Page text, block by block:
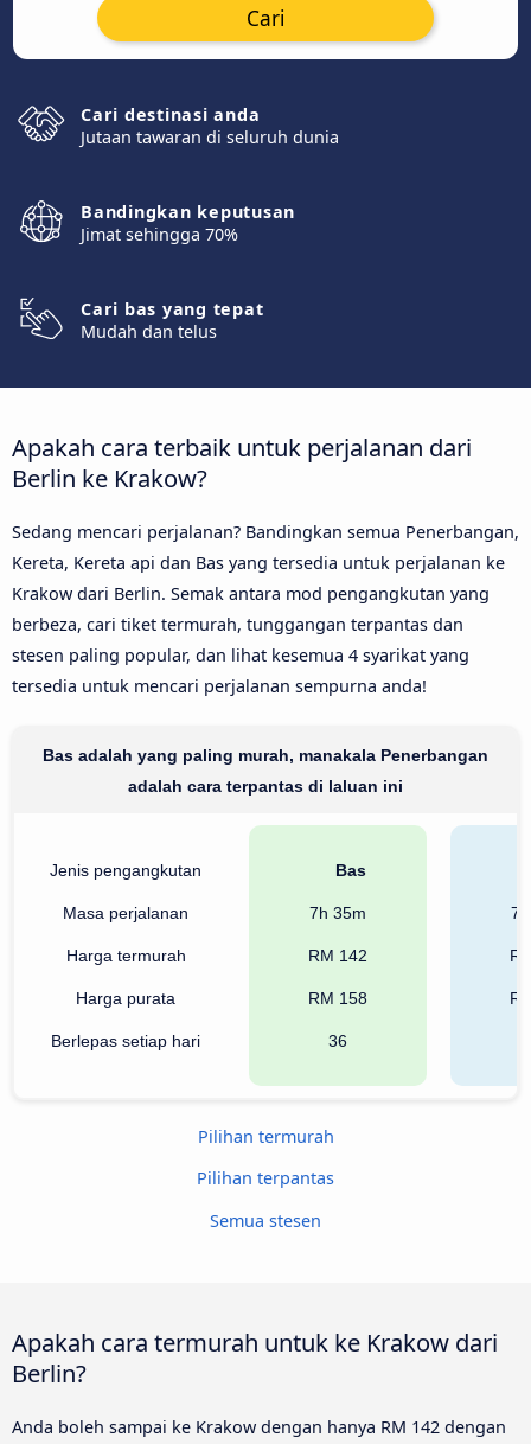
Cari
Cari destinasi anda
Jutaan tawaran di seluruh dunia
Bandingkan keputusan
Jimat sehingga 70%
Cari bas yang tepat
Mudah dan telus
Apakah cara terbaik untuk perjalanan dari
Berlin ke Krakow?
Sedang mencari perjalanan? Bandingkan semua Penerbangan,
Kereta, Kereta api dan Bas yang tersedia untuk perjalanan ke
Krakow dari Berlin. Semak antara mod pengangkutan yang
berbeza, cari tiket termurah, tunggangan terpantas dan
stesen paling popular, dan lihat kesemua 4 syarikat yang
tersedia untuk mencari perjalanan sempurna anda!
Bas adalah yang paling murah, manakala Penerbangan
adalah cara terpantas di laluan ini
Jenis pengangkutan
Masa perjalanan
Harga termurah
Harga purata
Berlepas setiap hari
Bas
7h 35m
RM 142
RM 158
36
Pilihan termurah
Pilihan terpantas
Semua stesen
Apakah cara termurah untuk ke Krakow dari
Berlin?
Anda boleh sampai ke Krakow dengan hanya RM 142 dengan